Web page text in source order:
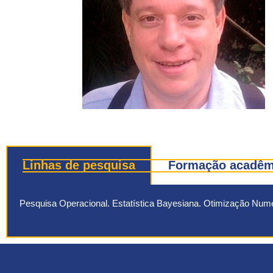
Linhas de pesquisa Formação
Pesquisa Operacional. Estatística Bayesiana. Otimização